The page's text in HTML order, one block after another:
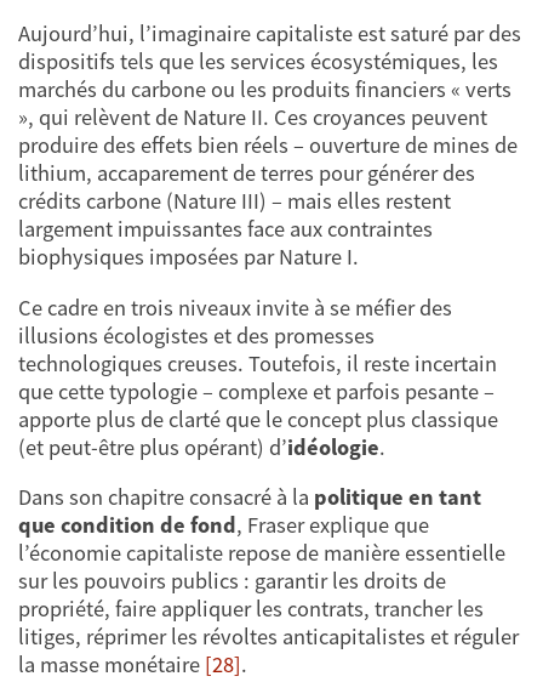
Aujourd’hui, l’imaginaire capitaliste est saturé par des
dispositifs tels que les services écosystémiques, les
marchés du carbone ou les produits financiers « verts
», qui relèvent de Nature II. Ces croyances peuvent
produire des effets bien réels – ouverture de mines de
lithium, accaparement de terres pour générer des
crédits carbone (Nature III) – mais elles restent
largement impuissantes face aux contraintes
biophysiques imposées par Nature I.
Ce cadre en trois niveaux invite à se méfier des
illusions écologistes et des promesses
technologiques creuses. Toutefois, il reste incertain
que cette typologie – complexe et parfois pesante –
apporte plus de clarté que le concept plus classique
(et peut-être plus opérant) d’idéologie.
Dans son chapitre consacré à la politique en tant
que condition de fond, Fraser explique que
l’économie capitaliste repose de manière essentielle
sur les pouvoirs publics : garantir les droits de
propriété, faire appliquer les contrats, trancher les
litiges, réprimer les révoltes anticapitalistes et réguler
la masse monétaire [28].